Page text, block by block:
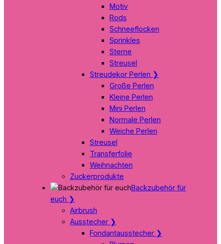
Motiv
Rods
Schneeflocken
Sprinkles
Sterne
Streusel
Streudekor Perlen ❯
Große Perlen
Kleine Perlen
Mini Perlen
Normale Perlen
Weiche Perlen
Streusel
Transferfolie
Weihnachten
Zuckerprodukte
Backzubehör für
euch ❯
Airbrush
Ausstecher ❯
Fondantausstecher ❯